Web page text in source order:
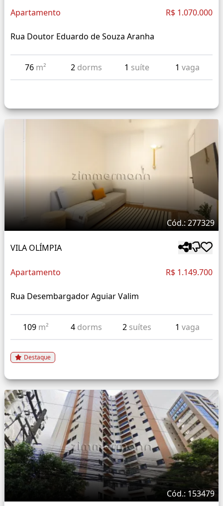
Apartamento R$ 1.070.000
Rua Doutor Eduardo de Souza Aranha
76 m² 2 dorms 1 suíte 1 vaga
Cód.: 277329
VILA OLÍMPIA
Apartamento R$ 1.149.700
Rua Desembargador Aguiar Valim
109 m² 4 dorms 2 suítes 1 vaga
Destaque
Cód.: 153479